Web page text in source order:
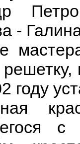
-
году
с